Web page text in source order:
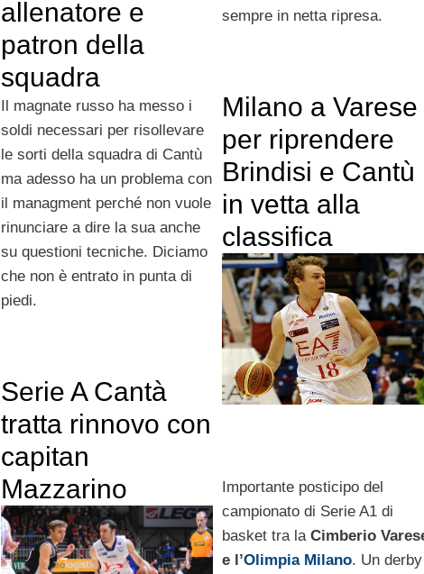
sempre in netta ripresa.
allenatore e
patron della
squadra
Il magnate russo ha messo i
soldi necessari per risollevare
le sorti della squadra di Cantù
ma adesso ha un problema con
il managment perché non vuole
rinunciare a dire la sua anche
su questioni tecniche. Diciamo
che non è entrato in punta di
piedi.
Milano a Varese
per riprendere
Brindisi e Cantù
in vetta alla
classifica
Importante posticipo del
campionato di Serie A1 di
basket tra la Cimberio
e l’Olimpia Milano. Un derby
Serie A Cantà
tratta rinnovo con
capitan
Mazzarino